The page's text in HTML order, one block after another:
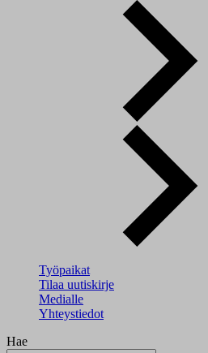
Työpaikat
Tilaa uutiskirje
Medialle
Yhteystiedot
Hae